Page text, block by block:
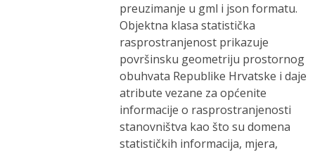
preuzimanje u gml i json formatu.
Objektna klasa statistička
rasprostranjenost prikazuje
površinsku geometriju prostornog
obuhvata Republike Hrvatske i daje
atribute vezane za općenite
informacije o rasprostranjenosti
stanovništva kao što su domena
statističkih informacija, mjera,